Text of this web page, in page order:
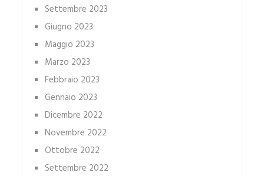
Settembre 2023
Giugno 2023
Maggio 2023
Marzo 2023
Febbraio 2023
Gennaio 2023
Dicembre 2022
Novembre 2022
Ottobre 2022
Settembre 2022